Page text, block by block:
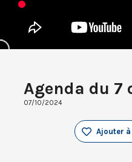
Agenda du 7
07/10/2024
Ajouter